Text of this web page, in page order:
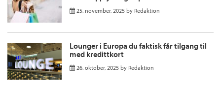
25. november, 2025 by Redaktion
Lounger i Europa du faktisk får tilgang til
med kredittkort
26. oktober, 2025 by Redaktion